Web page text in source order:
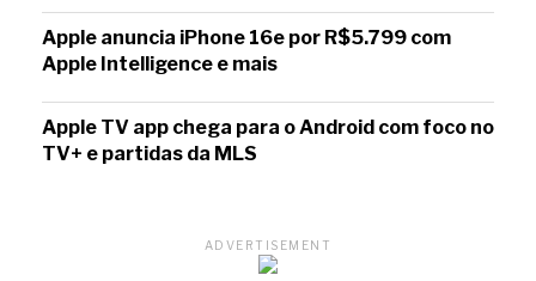
Apple anuncia iPhone 16e por R$5.799 com
Apple Intelligence e mais
Apple TV app chega para o Android com foco no
TV+ e partidas da MLS
ADVERTISEMENT